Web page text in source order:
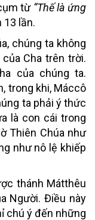
từ “Thế là ứng
13 lần.
chúng ta không
Cha trên trời.
của chúng ta.
trong khi, Máccô
ta phải ý thức
là con cái trong
Thiên Chúa như
như nô lệ khiếp
thánh Mátthêu
Người. Điều này
chú ý đến những